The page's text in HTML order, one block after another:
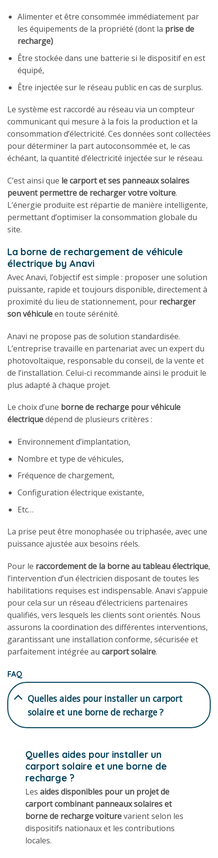
Alimenter et être consommée immédiatement par
les équipements de la propriété (dont la prise de
recharge)
Être stockée dans une batterie si le dispositif en est
équipé,
Être injectée sur le réseau public en cas de surplus.
Le système est raccordé au réseau via un compteur
communicant qui mesure à la fois la production et la
consommation d’électricité. Ces données sont collectées
pour déterminer la part autoconsommée et, le cas
échéant, la quantité d’électricité injectée sur le réseau.
C’est ainsi que le carport et ses panneaux solaires
peuvent permettre de recharger votre voiture.
L’énergie produite est répartie de manière intelligente,
permettant d’optimiser la consommation globale du
site.
La borne de rechargement de véhicule
électrique by Anavi
Avec Anavi, l’objectif est simple : proposer une solution
puissante, rapide et toujours disponible, directement à
proximité du lieu de stationnement, pour recharger
son véhiculeen toute sérénité.
Anavi ne propose pas de solution standardisée.
L’entreprise travaille en partenariat avec un expert du
photovoltaïque, responsable du conseil, de la vente et
de l’installation. Celui-ci recommande ainsi le produit le
plus adapté à chaque projet.
Le choix d’une borne de recharge pour véhicule
électriquedépend de plusieurs critères :
Environnement d’implantation,
Nombre et type de véhicules,
Fréquence de chargement,
Configuration électrique existante,
Etc…
La prise peut être monophasée ou triphasée, avec une
puissance ajustée aux besoins réels.
Pour le raccordement de la borne au tableau électrique,
l’intervention d’un électricien disposant de toutes les
habilitations requises est indispensable. Anavi s’appuie
pour cela sur un réseau d’électriciens partenaires
qualifiés, vers lesquels les clients sont orientés. Nous
assurons la coordination des différentes interventions,
garantissant une installation conforme, sécurisée et
parfaitement intégrée au carport solaire.
FAQ
Quelles aides pour installer un carport
solaire et une borne de recharge ?
Quelles aides pour installer un
carport solaire et une borne de
recharge ?
Les aides disponibles pour un projet de
carport combinant panneaux solaires et
borne de recharge voiturevarient selon les
dispositifs nationaux et les contributions
locales.